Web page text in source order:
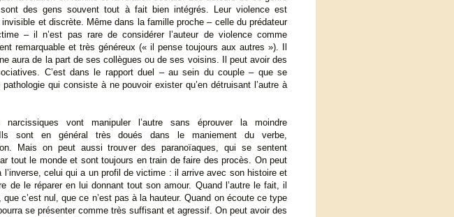
des gens souvent tout à fait bien intégrés. Leur violence est
invisible et discrète. Même dans la famille proche – celle du prédateur
– il n’est pas rare de considérer l’auteur de violence comme
remarquable et très généreux (« il pense toujours aux autres »). Il
aura de la part de ses collègues ou de ses voisins. Il peut avoir des
C’est dans le rapport duel – au sein du couple – que se
qui consiste à ne pouvoir exister qu’en détruisant l’autre à
narcissiques vont manipuler l’autre sans éprouver la moindre
sont en général très doués dans le maniement du verbe,
Mais on peut aussi trouver des paranoïaques, qui se sentent
tout le monde et sont toujours en train de faire des procès. On peut
l’inverse, celui qui a un profil de victime : il arrive avec son histoire et
de le réparer en lui donnant tout son amour. Quand l’autre le fait, il
c’est nul, que ce n’est pas à la hauteur. Quand on écoute ce type
se présenter comme très suffisant et agressif. On peut avoir des